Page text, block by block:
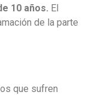
10 años. El
de la parte
que sufren